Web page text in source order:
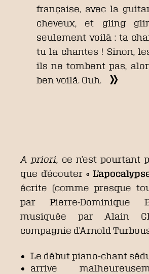
française, avec la
cheveux, et gling
seulement voilà : ta
tu la chantes ! Sinon,
ils ne tombent pas,
ben voilà. Ouh.
A priori , ce n’est pourtant
que d’écouter «
écrite (comme presque
par Pierre-Dominique
musiquée par Alain
compagnie d’Arnold
Le début piano-chant
arrive